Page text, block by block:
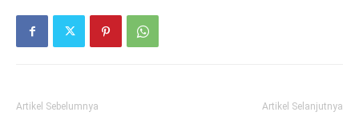
Artikel Sebelumnya Artikel Selanjutnya